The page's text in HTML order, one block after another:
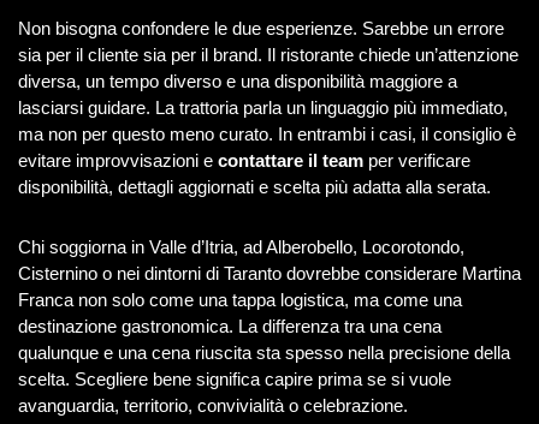
Non bisogna confondere le due esperienze. Sarebbe un errore
sia per il cliente sia per il brand. Il ristorante chiede un’attenzione
diversa, un tempo diverso e una disponibilità maggiore a
lasciarsi guidare. La trattoria parla un linguaggio più immediato,
ma non per questo meno curato. In entrambi i casi, il consiglio è
evitare improvvisazioni e contattare il team per verificare
disponibilità, dettagli aggiornati e scelta più adatta alla serata.
Chi soggiorna in Valle d’Itria, ad Alberobello, Locorotondo,
Cisternino o nei dintorni di Taranto dovrebbe considerare Martina
Franca non solo come una tappa logistica, ma come una
destinazione gastronomica. La differenza tra una cena
qualunque e una cena riuscita sta spesso nella precisione della
scelta. Scegliere bene significa capire prima se si vuole
avanguardia, territorio, convivialità o celebrazione.